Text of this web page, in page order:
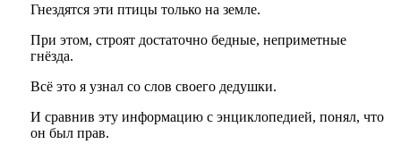
Гнездятся эти птицы только на земле.
При этом, строят достаточно бедные, неприметные
гнёзда.
Всё это я узнал со слов своего дедушки.
И сравнив эту информацию с энциклопедией, понял, что
он был прав.